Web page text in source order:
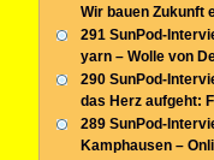
Wir bauen Zukunft
291 SunPod-
yarn – Wolle von
290 SunPod-
das Herz aufgeht:
289 SunPod-
Kamphausen –